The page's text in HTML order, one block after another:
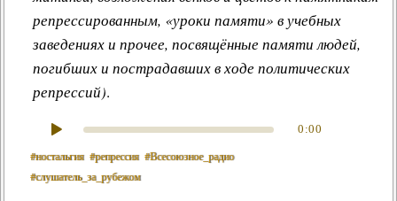
репрессированным, «уроки памяти» в учебных
заведениях и прочее, посвящённые памяти людей,
погибших и пострадавших в ходе политических
репрессий).
0:00
#ностальгия #репрессия #Всесоюзное_радио
#слушатель_за_рубежом